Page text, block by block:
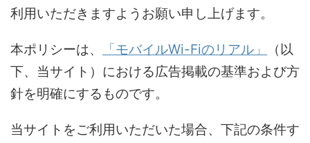
利用いただきますようお願い申し上げます。
本ポリシーは、 「モバイルWi-Fiのリアル」
（以
下、当サイト）における広告掲載の基準および方
針を明確にするものです。
当サイトをご利用いただいた場合、下記の条件す